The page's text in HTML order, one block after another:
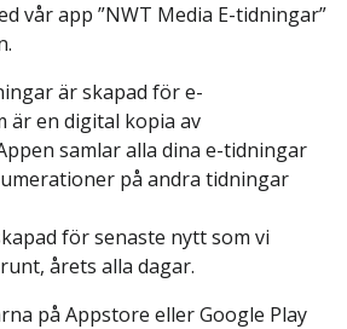
vår app ”NWT Media E-tidningar”
är skapad för e-
är en digital kopia av
samlar alla dina e-tidningar
på andra tidningar
för senaste nytt som vi
årets alla dagar.
på Appstore eller Google Play